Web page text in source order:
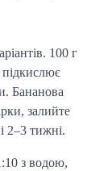
100 г
підкислює
Бананова
залийте
2–3 тижні.
з водою,